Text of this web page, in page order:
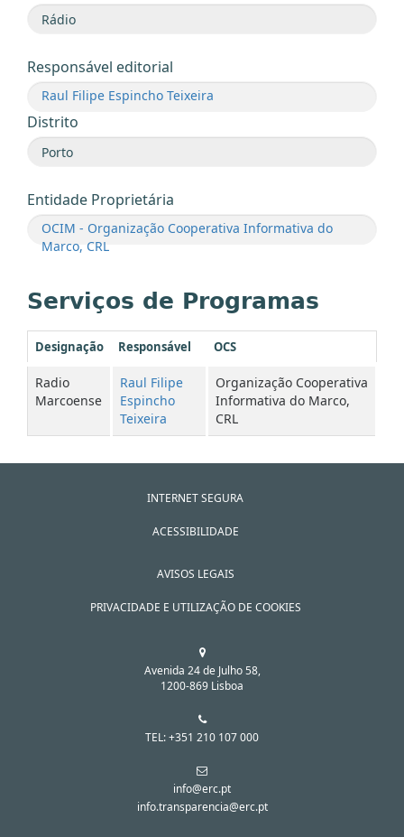
Responsável editorial
Raul Filipe Espincho Teixeira
Distrito
Entidade Proprietária
OCIM - Organização Cooperativa Informativa do
Marco, CRL
Serviços de Programas
Designação Responsável OCS
Radio
Marcoense
Raul Filipe
Espincho
Teixeira
Organização Cooperativa
Informativa do Marco,
CRL
INTERNET SEGURA
ACESSIBILIDADE
AVISOS LEGAIS
PRIVACIDADE E UTILIZAÇÃO DE COOKIES
Avenida 24 de Julho 58,
1200-869 Lisboa
TEL: +351 210 107 000
info@erc.pt
info.transparencia@erc.pt